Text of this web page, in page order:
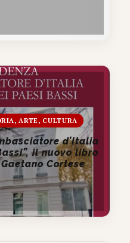
ARTE, CULTURA
d’Italia
il nuovo libro
Cortese